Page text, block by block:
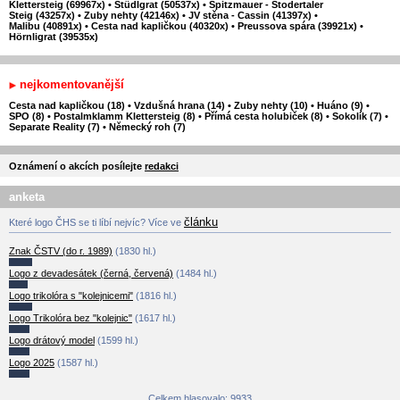
Klettersteig (69967x) • Stüdlgrat (50537x) • Spitzmauer - Stodertaler
Steig (43257x) • Zuby nehty (42146x) • JV stěna - Cassin (41397x) •
Malibu (40891x) • Cesta nad kapličkou (40320x) • Preussova spára (39921x) •
Hörnligrat (39535x)
nejkomentovanější
Cesta nad kapličkou (18) • Vzdušná hrana (14) • Zuby nehty (10) • Huáno (9) •
SPO (8) • Postalmklamm Klettersteig (8) • Přímá cesta holubiček (8) • Sokolík (7) •
Separate Reality (7) • Německý roh (7)
Oznámení o akcích posílejte redakci
anketa
Které logo ČHS se ti líbí nejvíc? Více ve článku
Znak ČSTV (do r. 1989) (1830 hl.)
Logo z devadesátek (černá, červená) (1484 hl.)
Logo trikolóra s "kolejnicemi" (1816 hl.)
Logo Trikolóra bez "kolejnic" (1617 hl.)
Logo drátový model (1599 hl.)
Logo 2025 (1587 hl.)